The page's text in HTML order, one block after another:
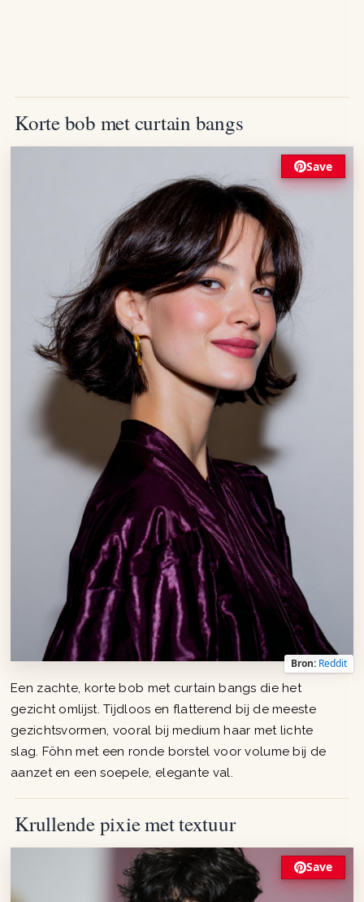
Korte bob met curtain bangs
Save
Bron: Reddit
Een zachte, korte bob met curtain bangs die het
gezicht omlijst. Tijdloos en flatterend bij de meeste
gezichtsvormen, vooral bij medium haar met lichte
slag. Föhn met een ronde borstel voor volume bij de
aanzet en een soepele, elegante val.
Krullende pixie met textuur
Save